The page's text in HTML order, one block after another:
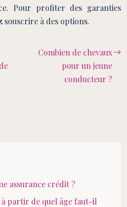
Pour profiter des garanties
souscrire à des options.
Combien de chevaux
pour un jeune
conducteur ?
assurance crédit ?
à partir de quel âge faut-il